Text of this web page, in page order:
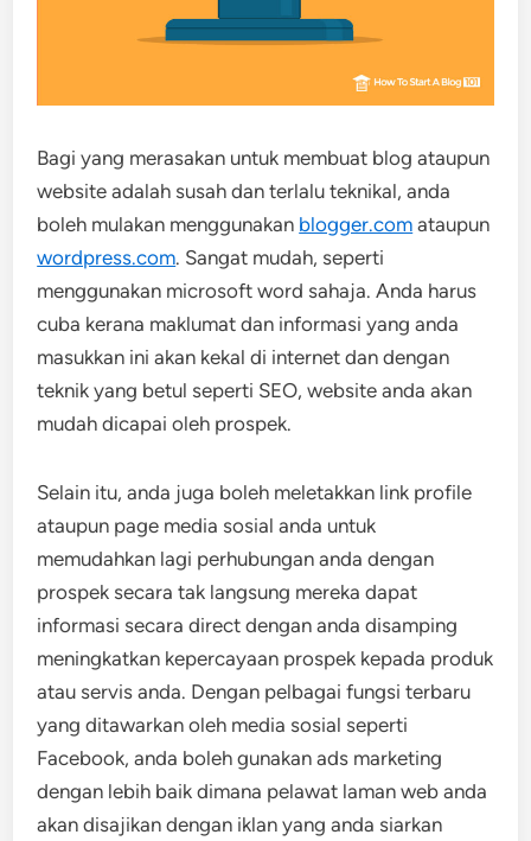
Bagi yang merasakan untuk membuat blog ataupun
website adalah susah dan terlalu teknikal, anda
boleh mulakan menggunakan blogger.com ataupun
wordpress.com. Sangat mudah, seperti
menggunakan microsoft word sahaja. Anda harus
cuba kerana maklumat dan informasi yang anda
masukkan ini akan kekal di internet dan dengan
teknik yang betul seperti SEO, website anda akan
mudah dicapai oleh prospek.
Selain itu, anda juga boleh meletakkan link profile
ataupun page media sosial anda untuk
memudahkan lagi perhubungan anda dengan
prospek secara tak langsung mereka dapat
informasi secara direct dengan anda disamping
meningkatkan kepercayaan prospek kepada produk
atau servis anda. Dengan pelbagai fungsi terbaru
yang ditawarkan oleh media sosial seperti
Facebook, anda boleh gunakan ads marketing
dengan lebih baik dimana pelawat laman web anda
akan disajikan dengan iklan yang anda siarkan